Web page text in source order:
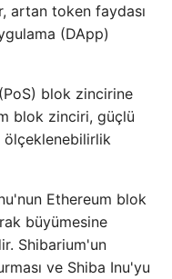
artan token faydası
(DApp)
blok zincirine
blok zinciri, güçlü
ölçeklenebilirlik
Ethereum blok
büyümesine
Shibarium'un
ve Shiba Inu'yu